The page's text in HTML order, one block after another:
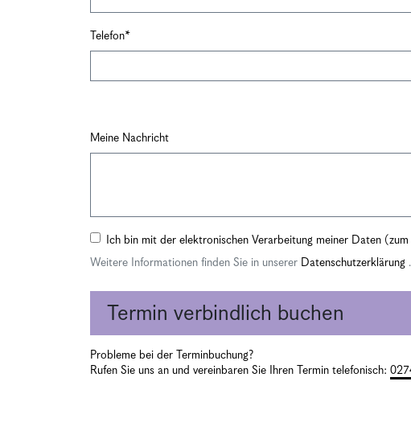
Telefon
Meine Nachricht
Ich bin mit der elektronischen Verarbeitung meiner Daten
Weitere Informationen finden Sie in unserer Datenschutzerklärung .
Termin verbindlich buchen
Probleme bei der Terminbuchung?
Rufen Sie uns an und vereinbaren Sie Ihren Termin telefonisch: